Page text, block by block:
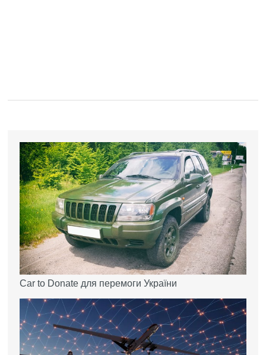
Car to Donate для перемоги України